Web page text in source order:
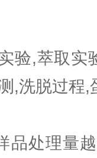
验,萃取实
,洗脱过程,
品处理量